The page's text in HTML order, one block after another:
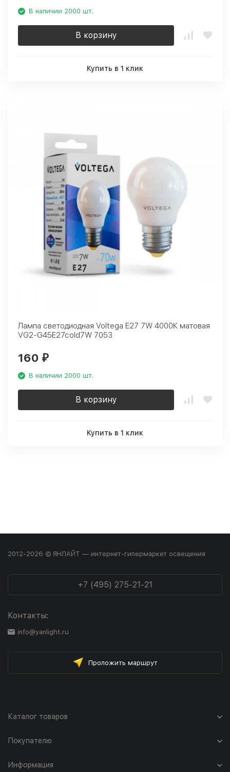
В наличии 2000 шт.
В корзину
Купить в 1 клик
Лампа светодиодная Voltega E27 7W 4000К матовая
VG2-G45E27cold7W 7053
160 ₽
В наличии 2000 шт.
В корзину
Купить в 1 клик
2012-2026 © ЯНЛАЙТ — интернет-гипермаркет освещения
+7 (495) 275-21-21
Контакты:
info@yanlight.ru
Проложить маршрут
Каталог товаров
Покупателю
Информация